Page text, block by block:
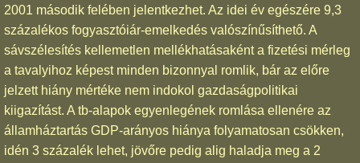
2001 második felében jelentkezhet. Az idei év egészére 9,3
százalékos fogyasztóiár-emelkedés valószínűsíthető. A
sávszélesítés kellemetlen mellékhatásaként a fizetési mérleg
a tavalyihoz képest minden bizonnyal romlik, bár az előre
jelzett hiány mértéke nem indokol gazdaságpolitikai
kiigazítást. A tb-alapok egyenlegének romlása ellenére az
államháztartás GDP-arányos hiánya folyamatosan csökken,
idén 3 százalék lehet, jövőre pedig alig haladja meg a 2